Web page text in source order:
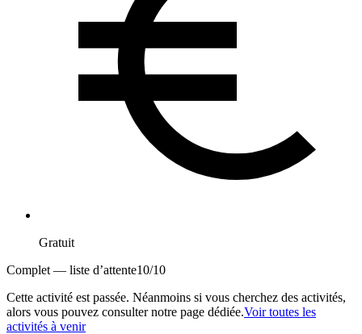
Gratuit
Complet — liste d’attente10/10
Cette activité est passée. Néanmoins si vous cherchez des activités,
alors vous pouvez consulter notre page dédiée.Voir toutes les
activités à venir